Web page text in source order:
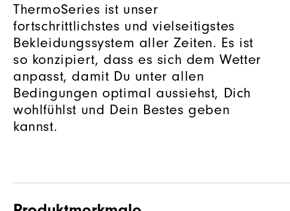
ThermoSeries ist unser
fortschrittlichstes und vielseitigstes
Bekleidungssystem aller Zeiten. Es ist
so konzipiert, dass es sich dem Wetter
anpasst, damit Du unter allen
Bedingungen optimal aussiehst, Dich
wohlfühlst und Dein Bestes geben
kannst.